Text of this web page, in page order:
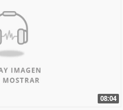
08:04